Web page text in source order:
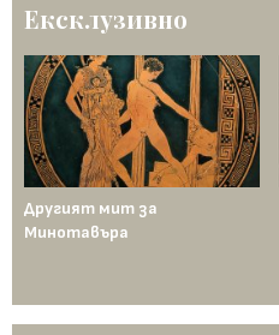
Ексклузивно
Другият мит за
Минотавъра